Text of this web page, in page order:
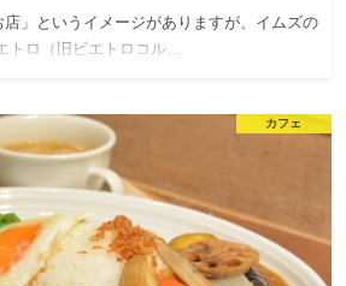
」というイメージがありますが、イムズの
トロ（旧ピエトロコル…
カフェ